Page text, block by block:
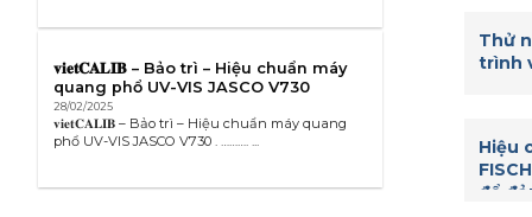
𝐯𝐢𝐞𝐭𝐂𝐀𝐋𝐈𝐁 – Bảo trì – Hiệu chuẩn máy
quang phổ UV-VIS JASCO V730
28/02/2025
𝐯𝐢𝐞𝐭𝐂𝐀𝐋𝐈𝐁 – Bảo trì – Hiệu chuẩn máy quang
phổ UV-VIS JASCO V730 . ………. ...
Thử
trình
Hiệu
để